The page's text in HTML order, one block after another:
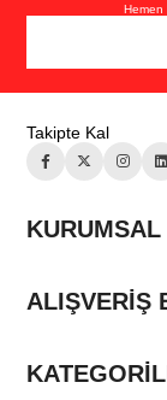
Hemen
Takipte Kal
KURUMSAL
ALIŞVERİŞ